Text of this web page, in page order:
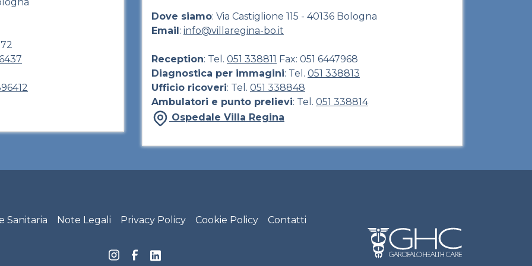
Dove siamo: Via Castiglione 115 - 40136 Bologna
Email: info@villaregina-bo.it
Reception: Tel. 051 338811 Fax: 051 6447968
Diagnostica per immagini: Tel. 051 338813
Ufficio ricoveri: Tel. 051 338848
Ambulatori e punto prelievi: Tel. 051 338814
Ospedale Villa Regina
Riuniti Footer menu
Sanitaria Note Legali Privacy Policy Cookie Policy Contatti